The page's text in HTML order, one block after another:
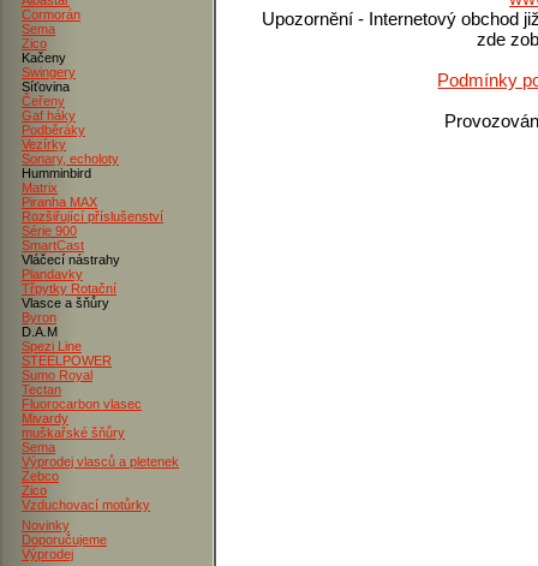
Cormorán
Sema
Zico
Kačeny
Swingery
Síťovina
Čeřeny
Gaf háky
Podběráky
Vezírky
Sonary, echoloty
Humminbird
Matrix
Piranha MAX
Rozšiřující příslušenství
Série 900
SmartCast
Vláčecí nástrahy
Plandavky
Třpytky Rotační
Vlasce a šňůry
Byron
D.A.M
Spezi Line
STEELPOWER
Sumo Royal
Tectan
Fluorocarbon vlasec
Mivardy
muškařské šňůry
Sema
Výprodej vlasců a pletenek
Zebco
Zico
Vzduchovací motůrky
Novinky
Doporučujeme
Výprodej
Upozornění - Internetový obchod
zde
Podmínky